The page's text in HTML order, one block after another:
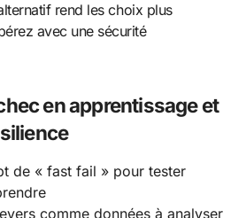
rend les choix plus
avec une sécurité
en apprentissage et
de « fast fail » pour tester
comme données à analyser